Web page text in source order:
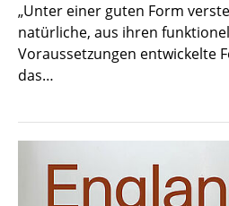
„Unter einer guten Form
natürliche, aus ihren
Voraussetzungen entwickelte
das…